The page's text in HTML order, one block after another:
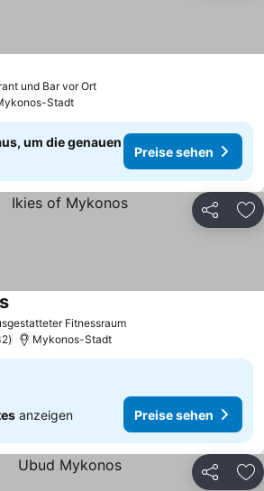
und Bar vor OrtPreise sehen
sehen
Stadt
um die genauen
Preise sehen
Teilen
FitnessraumPreise sehen
Preise sehen
Mykonos-Stadt
anzeigen Preise sehen
Teilen